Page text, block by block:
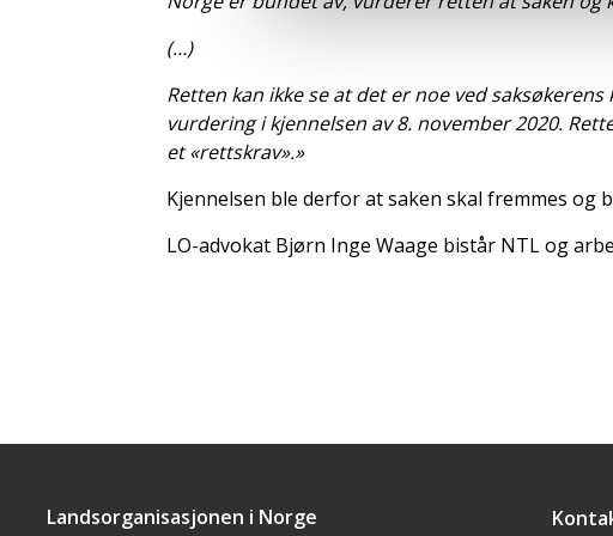
(…)
Retten kan ikke se at det er noe ved
vurdering i kjennelsen av 8. november 2020.
et «rettskrav».»
Kjennelsen ble derfor at saken skal fremmes og
LO-advokat Bjørn Inge Waage bistår NTL og
Landsorganisasjonen i Norge